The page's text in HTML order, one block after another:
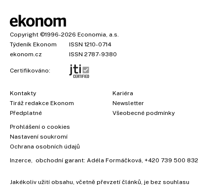
Copyright ©1996-2026 Economia, a.s.
Týdeník Ekonom
ISSN 1210-0714
ekonom.cz
ISSN 2787-9380
Certifikováno:
Kontakty
Tiráž redakce Ekonom
Předplatné
Kariéra
Newsletter
Všeobecné podmínky
Prohlášení o cookies
Nastavení soukromí
Ochrana osobních údajů
Inzerce , obchodní garant: Adéla Formáčková +420 739 500 832
Jakékoliv užití obsahu, včetně převzetí článků, je bez souhlasu